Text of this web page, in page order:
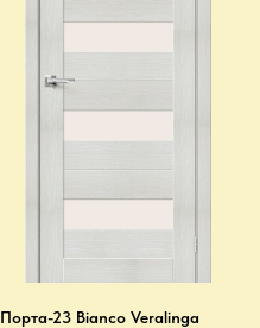
Порта-23 Bianco Veralinga